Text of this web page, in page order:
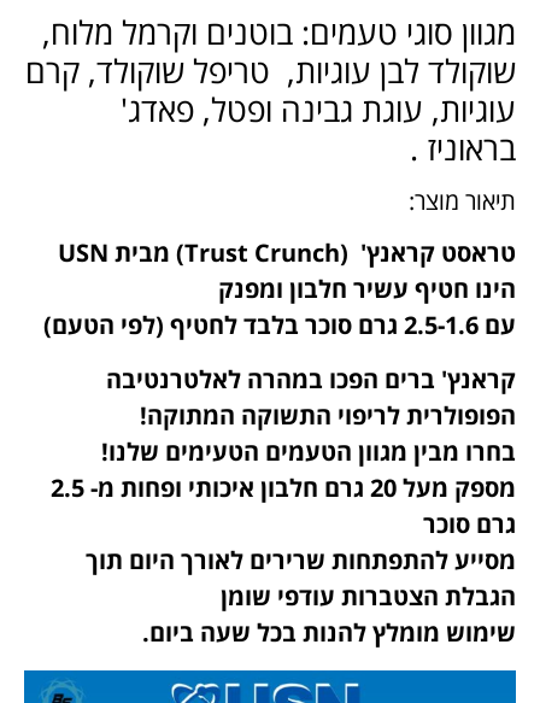
מגוון סוגי טעמים: בוטנים וקרמל מלוח,
שוקולד לבן עוגיות, טריפל שוקולד, קרם
עוגיות, עוגת גבינה ופטל, פאדג'
בראוניז .
תיאור מוצר:
טראסט קראנץ' (Trust Crunch) מבית USN
הינו חטיף עשיר חלבון ומפנק
עם 2.5-1.6 גרם סוכר בלבד לחטיף (לפי הטעם)
קראנץ' ברים הפכו במהרה לאלטרנטיבה
הפופולרית לריפוי התשוקה המתוקה!
בחרו מבין מגוון הטעמים הטעימים שלנו!
מספק מעל 20 גרם חלבון איכותי ופחות מ- 2.5
גרם סוכר
מסייע להתפתחות שרירים לאורך היום תוך
הגבלת הצטברות עודפי שומן
שימוש מומלץ להנות בכל שעה ביום.